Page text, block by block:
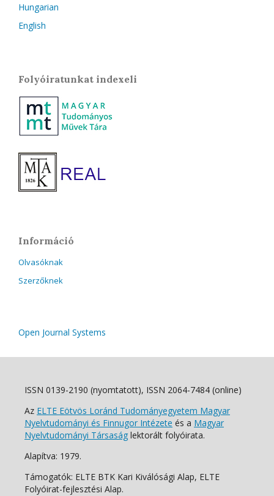
Hungarian
English
Folyóiratunkat indexeli
Információ
Olvasóknak
Szerzőknek
Open Journal Systems
ISSN 0139-2190 (nyomtatott), ISSN 2064-7484 (online)
Az ELTE Eötvös Loránd Tudományegyetem Magyar
Nyelvtudományi és Finnugor Intézete és a Magyar
Nyelvtudományi Társaság lektorált folyóirata.
Alapítva: 1979.
Támogatók: ELTE BTK Kari Kiválósági Alap, ELTE
Folyóirat-fejlesztési Alap.